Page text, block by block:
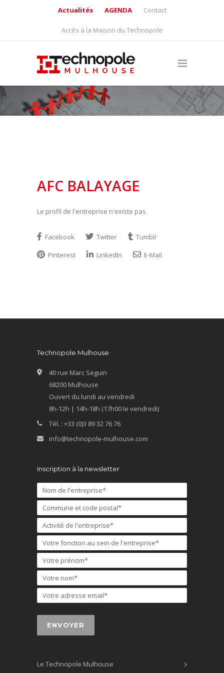
Actualités AGENDA Contact
Accès à la Maison du Technopole
AFC BALAYAGE
Le profil de l'entreprise n'existe pas
Facebook Twitter
Tumblr
Pinterest
LinkedIn E-Mail
Technopole Mulhouse
40 rue Marc Seguin
68200 Mulhouse
Ouvert du lundi au vendredi
8h-12h | 14h-18h (17h00 le vendredi)
Tél. : +33 (0)3 89 32 76 76
info@technopole-mulhouse.com
Inscription à la newsletter
Le Technopole Mulhouse